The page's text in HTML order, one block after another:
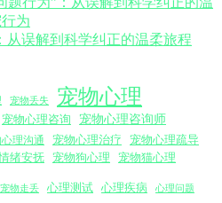
从误解到科学纠正的温柔旅程
宠物丢失 宠物心理
宠物心理咨询 宠物心理咨询师
理沟通 宠物心理治疗
宠物心理疏导
绪安抚 宠物狗心理 宠物猫心理
宠物走丢 心理测试 心理疾病 心理问题